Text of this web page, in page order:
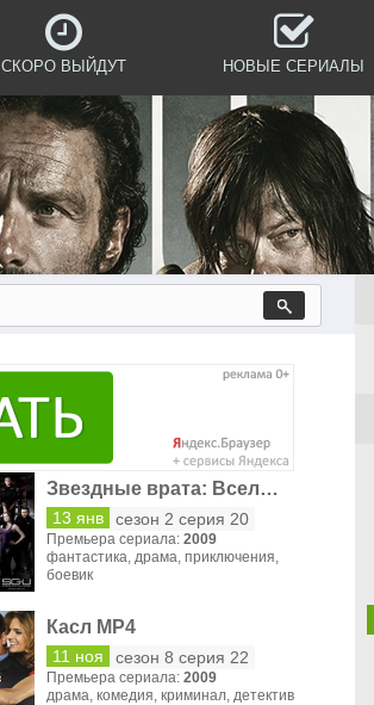
СКОРО ВЫЙДУТ НОВЫЕ СЕРИАЛЫ
Звездные врата: Вселенная MP4
13 янв сезон 2 серия 20
Премьера сериала: 2009
фантастика, драма, приключения,
боевик
Касл MP4
11 ноя сезон 8 серия 22
Премьера сериала: 2009
драма, комедия, криминал, детектив